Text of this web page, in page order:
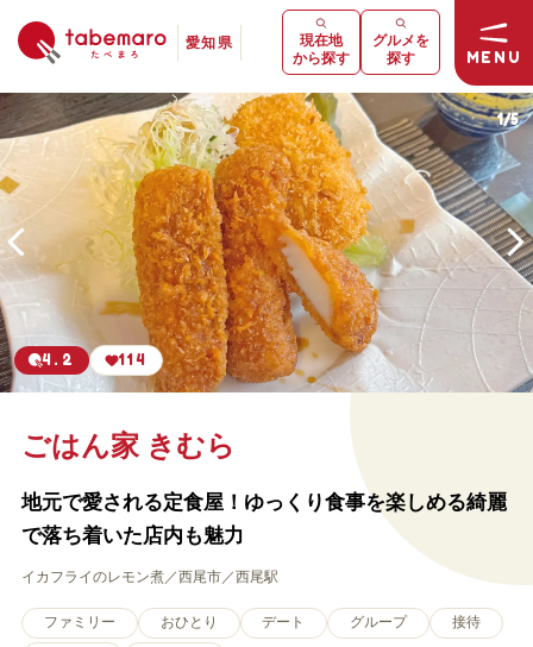
愛知県
MENU
現在地
から探す
グルメを
探す
4.2 114
1/5
ごはん家 きむら
地元で愛される定食屋！ゆっくり食事を楽しめる綺麗
で落ち着いた店内も魅力
イカフライのレモン煮 西尾市 西尾駅
ファミリー おひとり デート グループ 接待